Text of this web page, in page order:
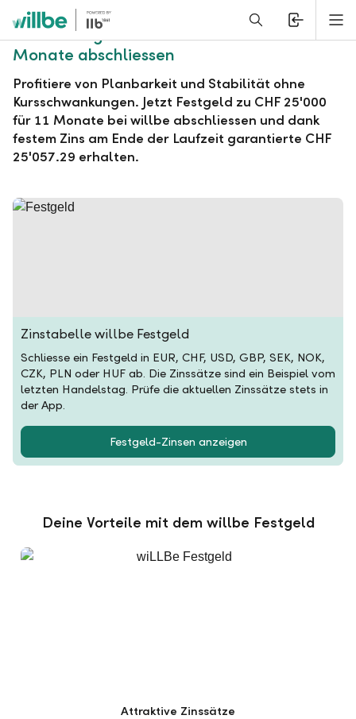
Alerts.Headline
willbe Festgeld zu CHF 25'000 für 11
Monate abschliessen
Profitiere von Planbarkeit und Stabilität ohne
Kursschwankungen. Jetzt Festgeld zu CHF 25'000
für 11 Monate bei willbe abschliessen und dank
festem Zins am Ende der Laufzeit garantierte CHF
25'057.29 erhalten.
Zinstabelle willbe Festgeld
Schliesse ein Festgeld in EUR, CHF, USD, GBP, SEK, NOK,
CZK, PLN oder HUF ab. Die Zinssätze sind ein Beispiel vom
letzten Handelstag. Prüfe die aktuellen Zinssätze stets in
der App.
Festgeld-Zinsen anzeigen
Deine Vorteile mit dem willbe Festgeld
Attraktive Zinssätze